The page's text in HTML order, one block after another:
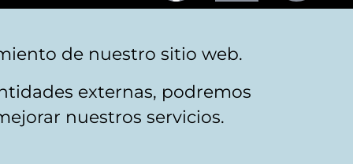
facebookyoutubeX
de nuestro sitio web.
externas, podremos
nuestros servicios.